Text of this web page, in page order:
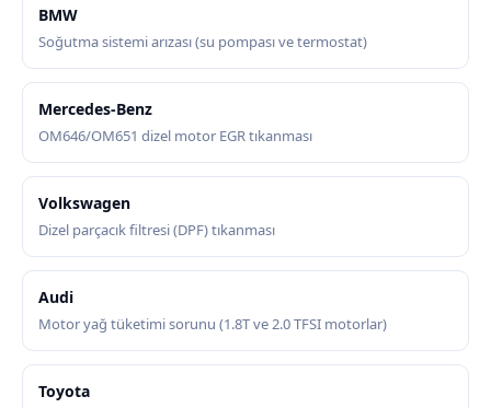
BMW
Soğutma sistemi arızası (su pompası ve termostat)
Mercedes-Benz
OM646/OM651 dizel motor EGR tıkanması
Volkswagen
Dizel parçacık filtresi (DPF) tıkanması
Audi
Motor yağ tüketimi sorunu (1.8T ve 2.0 TFSI motorlar)
Toyota